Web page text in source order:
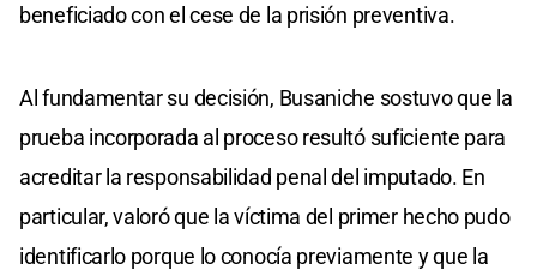
beneficiado con el cese de la prisión preventiva.
Al fundamentar su decisión, Busaniche sostuvo que la
prueba incorporada al proceso resultó suficiente para
acreditar la responsabilidad penal del imputado. En
particular, valoró que la víctima del primer hecho pudo
identificarlo porque lo conocía previamente y que la